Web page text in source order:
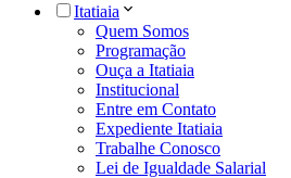
Itatiaia
Quem Somos
Programação
Ouça a Itatiaia
Institucional
Entre em Contato
Expediente Itatiaia
Trabalhe Conosco
Lei de Igualdade Salarial